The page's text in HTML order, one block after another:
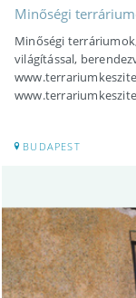
Minőségi
Minőségi
világítással,
BUDAPEST